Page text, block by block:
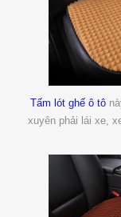
Tấm lót ghế ô tô
xuyên phải lái xe,